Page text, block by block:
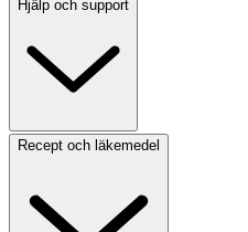
Hjälp och support
Recept och läkemedel